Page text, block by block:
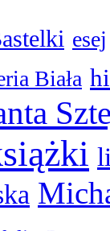
esej
Biała